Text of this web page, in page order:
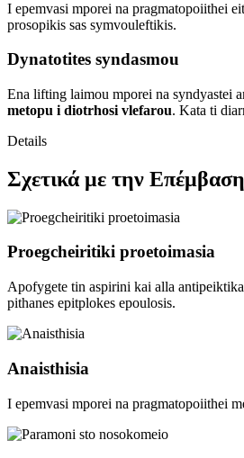
I epemvasi mporei na pragmatopoiithei
prosopikis sas symvouleftikis.
Dynatotites syndasmou
Ena lifting laimou mporei na syndyastei
metopu i diotrhosi vlefarou. Kata ti
Details
Σχετικά με την Επέμβαση
Proegcheiritiki proetoimasia
Apofygete tin aspirini kai alla
pithanes epitplokes epoulosis.
Anaisthisia
I epemvasi mporei na pragmatopoiithei